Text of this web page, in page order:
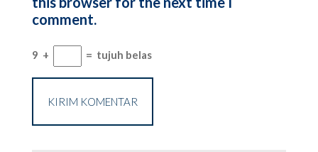
comment.
9 + = tujuh belas